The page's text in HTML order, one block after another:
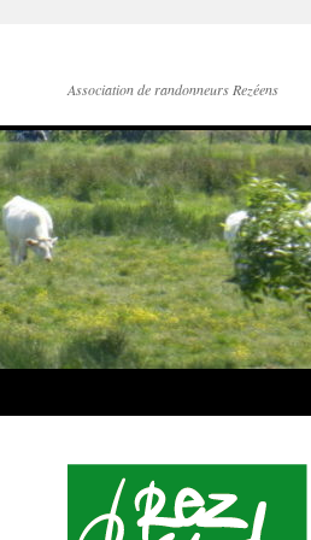
Association de randonneurs Rezéens